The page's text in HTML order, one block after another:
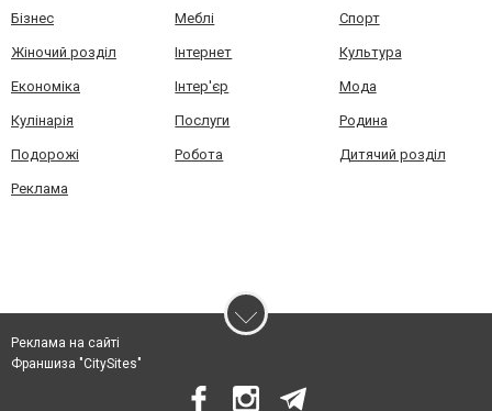
Бізнес Меблі Спорт
Жіночий розділ Інтернет Культура
Економіка Інтер'єр Мода
Кулінарія Послуги Родина
Подорожі Робота Дитячий розділ
Реклама
Реклама на сайті
Франшиза "CitySites"